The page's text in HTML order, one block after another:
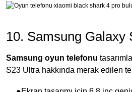
10. Samsung Galaxy
Samsung oyun telefonu
S23 Ultra hakkında merak edilen